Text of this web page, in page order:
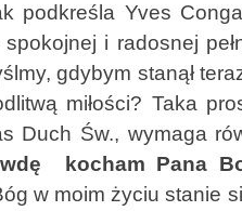
podkreśla Yves
i radosnej
gdybym stanął
miłości? Taka
Duch Św., wymaga
kocham Pana
w moim życiu stanie